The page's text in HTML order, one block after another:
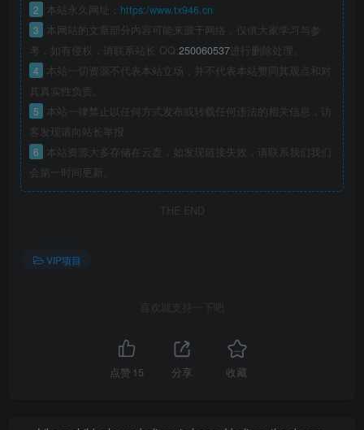
2 本站永久网址： https:/www.tx946.cn
3
本网站的文章部分内容可能来源于网络，仅供大家学习与参
考，如有侵权，请联系站长 QQ:250060537进行删除处理。
4
本站一切资源不代表本站立场，并不代表本站赞同其观点和对
其真实性负责。
5
本站一律禁止以任何方式发布或转载任何违法的相关信息，访
客发现请向站长举报
6
本站资源大多存储在云盘，如发现链接失效，请联系我们我们
会第一时间更新。
THE END
VIP项目
喜欢就支持一下吧
点赞 15 分享 收藏